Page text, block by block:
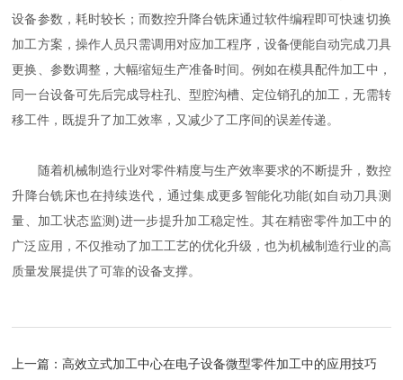
设备参数，耗时较长；而数控升降台铣床通过软件编程即可快速切换
加工方案，操作人员只需调用对应加工程序，设备便能自动完成刀具
更换、参数调整，大幅缩短生产准备时间。例如在模具配件加工中，
同一台设备可先后完成导柱孔、型腔沟槽、定位销孔的加工，无需转
移工件，既提升了加工效率，又减少了工序间的误差传递。
随着机械制造行业对零件精度与生产效率要求的不断提升，数控
升降台铣床也在持续迭代，通过集成更多智能化功能(如自动刀具测
量、加工状态监测)进一步提升加工稳定性。其在精密零件加工中的
广泛应用，不仅推动了加工工艺的优化升级，也为机械制造行业的高
质量发展提供了可靠的设备支撑。
上一篇：高效立式加工中心在电子设备微型零件加工中的应用技巧